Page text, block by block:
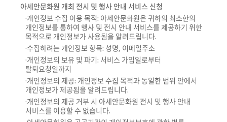
아세안문화원 개최 전시 및 행사 안내 서비스 신청
·개인정보 수집 이용 목적: 아세안문화원은 귀하의 최소한의
개인정보를 통하여 행사 및 전시 안내 서비스를 제공하기 위한
목적으로 개인정보가 사용됨을 알려드립니다.
·수집하려는 개인정보 항목: 성명, 이메일주소
·개인정보의 보유 및 파기: 서비스 가입일로부터
탈퇴요청일까지
·개인정보의 제공: 개인정보 수집 목적과 동일한 범위 안에서
개인정보가 제공됨을 알려드립니다.
·개인정보의 제공 거부 시 아세안문화원 전시 및 행사 안내
서비스를 이용할 수 없습니다.